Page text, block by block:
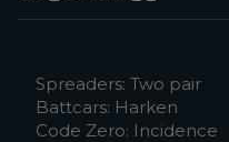
Spreaders: Two pair
Battcars: Harken
Code Zero: Incidence